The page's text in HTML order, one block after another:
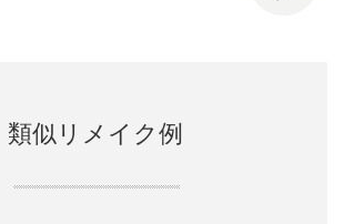
類似リメイク例